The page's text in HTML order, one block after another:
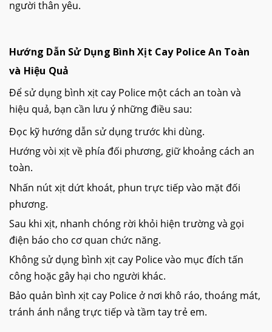
người thân yêu.
Hướng Dẫn Sử Dụng Bình Xịt Cay Police An Toàn
và Hiệu Quả
Để sử dụng bình xịt cay Police một cách an toàn và
hiệu quả, bạn cần lưu ý những điều sau:
Đọc kỹ hướng dẫn sử dụng trước khi dùng.
Hướng vòi xịt về phía đối phương, giữ khoảng cách an
toàn.
Nhấn nút xịt dứt khoát, phun trực tiếp vào mặt đối
phương.
Sau khi xịt, nhanh chóng rời khỏi hiện trường và gọi
điện báo cho cơ quan chức năng.
Không sử dụng bình xịt cay Police vào mục đích tấn
công hoặc gây hại cho người khác.
Bảo quản bình xịt cay Police ở nơi khô ráo, thoáng mát,
tránh ánh nắng trực tiếp và tầm tay trẻ em.